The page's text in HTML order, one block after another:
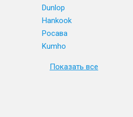
Dunlop
Hankook
Росава
Kumho
Показать все